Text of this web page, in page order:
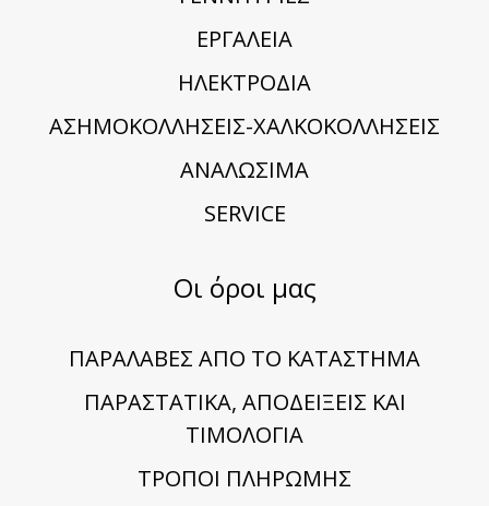
ΕΡΓΑΛΕΙΑ
ΗΛΕΚΤΡΟΔΙΑ
ΑΣΗΜΟΚΟΛΛΗΣΕΙΣ-ΧΑΛΚΟΚΟΛΛΗΣΕΙΣ
ΑΝΑΛΩΣΙΜΑ
SERVICE
Οι όροι μας
ΠΑΡΑΛΑΒΕΣ ΑΠΟ ΤΟ ΚΑΤΑΣΤΗΜΑ
ΠΑΡΑΣΤΑΤΙΚΑ, ΑΠΟΔΕΙΞΕΙΣ ΚΑΙ
ΤΙΜΟΛΟΓΙΑ
TΡΟΠΟΙ ΠΛΗΡΩΜΗΣ